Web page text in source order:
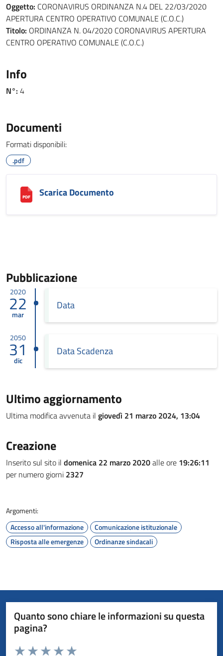
Oggetto: CORONAVIRUS ORDINANZA N.4 DEL 22/03/2020
APERTURA CENTRO OPERATIVO COMUNALE (C.O.C.)
Titolo: ORDINANZA N. 04/2020 CORONAVIRUS APERTURA
CENTRO OPERATIVO COMUNALE (C.O.C.)
Info
N°: 4
Documenti
Formati disponibili:
.pdf
Scarica Documento
Pubblicazione
2020
22
mar
Data
2050
31
dic
Data Scadenza
Ultimo aggiornamento
Ultima modifica avvenuta il giovedì 21 marzo 2024, 13:04
Creazione
Inserito sul sito il domenica 22 marzo 2020alle ore 19:26:11
per numero giorni 2327
Argomenti:
Accesso all'informazione
Comunicazione istituzionale
Risposta alle emergenze
Ordinanze sindacali
Quanto sono chiare le informazioni su questa
pagina?
Valuta da 1 a 5 stelle la pagina